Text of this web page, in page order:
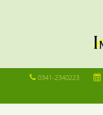
0341-2340223